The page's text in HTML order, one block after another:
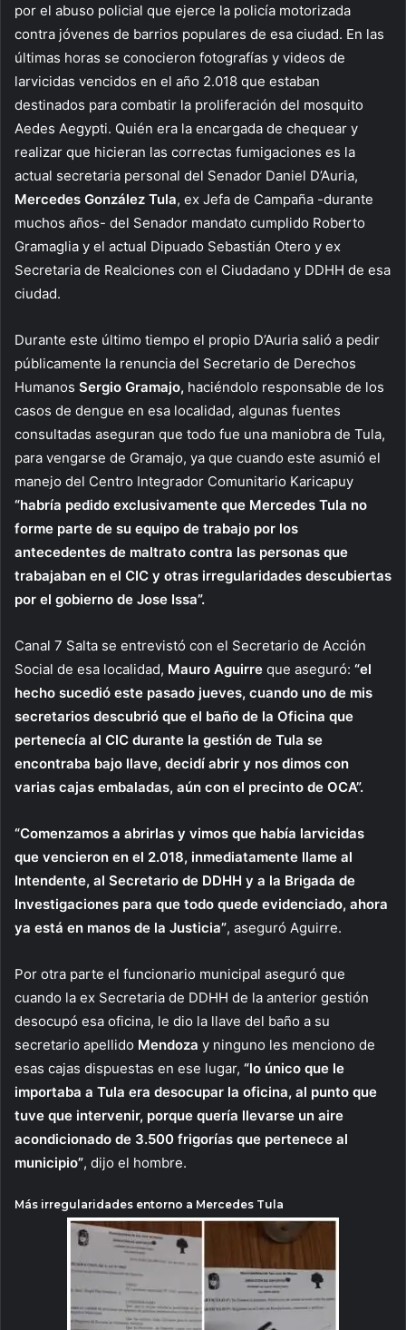
por el abuso policial que ejerce la policía motorizada
contra jóvenes de barrios populares de esa ciudad. En las
últimas horas se conocieron fotografías y videos de
larvicidas vencidos en el año 2.018 que estaban
destinados para combatir la proliferación del mosquito
Aedes Aegypti. Quién era la encargada de chequear y
realizar que hicieran las correctas fumigaciones es la
actual secretaria personal del Senador Daniel D’Auria,
Mercedes González Tula, ex Jefa de Campaña -durante
muchos años- del Senador mandato cumplido Roberto
Gramaglia y el actual Dipuado Sebastián Otero y ex
Secretaria de Realciones con el Ciudadano y DDHH de esa
ciudad.
Durante este último tiempo el propio D’Auria salió a pedir
públicamente la renuncia del Secretario de Derechos
Humanos Sergio Gramajo, haciéndolo responsable de los
casos de dengue en esa localidad, algunas fuentes
consultadas aseguran que todo fue una maniobra de Tula,
para vengarse de Gramajo, ya que cuando este asumió el
manejo del Centro Integrador Comunitario Karicapuy
“habría pedido exclusivamente que Mercedes Tula no
forme parte de su equipo de trabajo por los
antecedentes de maltrato contra las personas que
trabajaban en el CIC y otras irregularidades descubiertas
por el gobierno de Jose Issa”.
Canal 7 Salta se entrevistó con el Secretario de Acción
Social de esa localidad, Mauro Aguirre que aseguró: “el
hecho sucedió este pasado jueves, cuando uno de mis
secretarios descubrió que el baño de la Oficina que
pertenecía al CIC durante la gestión de Tula se
encontraba bajo llave, decidí abrir y nos dimos con
varias cajas embaladas, aún con el precinto de OCA”.
“Comenzamos a abrirlas y vimos que había larvicidas
que vencieron en el 2.018, inmediatamente llame al
Intendente, al Secretario de DDHH y a la Brigada de
Investigaciones para que todo quede evidenciado, ahora
ya está en manos de la Justicia”, aseguró Aguirre.
Por otra parte el funcionario municipal aseguró que
cuando la ex Secretaria de DDHH de la anterior gestión
desocupó esa oficina, le dio la llave del baño a su
secretario apellido Mendoza y ninguno les menciono de
esas cajas dispuestas en ese lugar, “lo único que le
importaba a Tula era desocupar la oficina, al punto que
tuve que intervenir, porque quería llevarse un aire
acondicionado de 3.500 frigorías que pertenece al
municipio”, dijo el hombre.
Más irregularidades entorno a Mercedes Tula